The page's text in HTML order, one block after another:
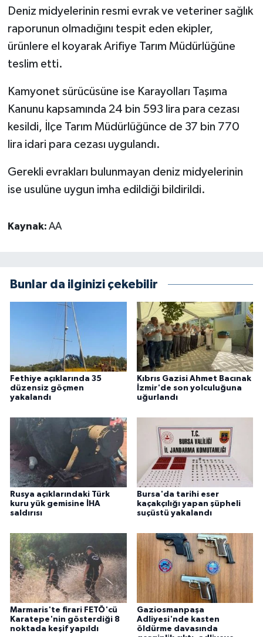
Deniz midyelerinin resmi evrak ve veteriner sağlık
raporunun olmadığını tespit eden ekipler,
ürünlere el koyarak Arifiye Tarım Müdürlüğüne
teslim etti.
Kamyonet sürücüsüne ise Karayolları Taşıma
Kanunu kapsamında 24 bin 593 lira para cezası
kesildi, İlçe Tarım Müdürlüğünce de 37 bin 770
lira idari para cezası uygulandı.
Gerekli evrakları bulunmayan deniz midyelerinin
ise usulüne uygun imha edildiği bildirildi.
Kaynak: AA
Bunlar da ilginizi çekebilir
Fethiye açıklarında 35
düzensiz göçmen
yakalandı
Kıbrıs Gazisi Ahmet Bacınak
İzmir'de son yolculuğuna
uğurlandı
Rusya açıklarındaki Türk
kuru yük gemisine İHA
saldırısı
Bursa'da tarihi eser
kaçakçılığı yapan şüpheli
suçüstü yakalandı
Marmaris'te firari FETÖ'cü
Karatepe'nin gösterdiği 8
noktada keşif yapıldı
Gaziosmanpaşa
Adliyesi'nde kasten
öldürme davasında